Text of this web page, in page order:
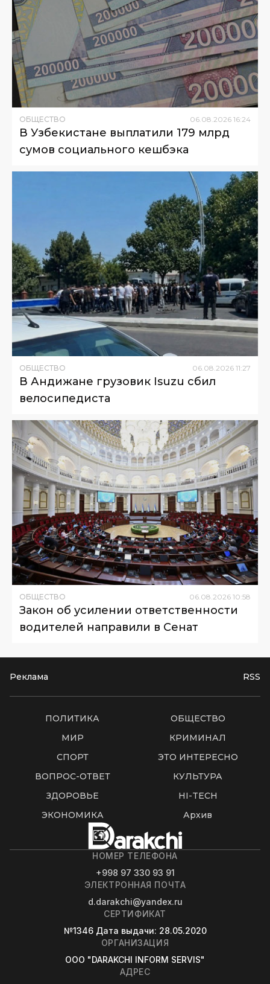
ОБЩЕСТВО 06.08.2026 16:24
В Узбекистане выплатили 179 млрд
сумов социального кешбэка
ОБЩЕСТВО 06.08.2026 11:27
В Андижане грузовик Isuzu сбил
велосипедиста
ОБЩЕСТВО 06 08 2026 10:58
Закон об усилении ответственности
водителей направили в Сенат
Реклама RSS
ПОЛИТИКА
ОБЩЕСТВО
МИР
КРИМИНАЛ
СПОРТ
ЭТО ИНТЕРЕСНО
ВОПРОС-ОТВЕТ
КУЛЬТУРА
ЗДОРОВЬЕ
HI-TECH
ЭКОНОМИКА
Архив
НОМЕР ТЕЛЕФОНА
+998 97 330 93 91
ЭЛЕКТРОННАЯ ПОЧТА
d.darakchi@yandex.ru
СЕРТИФИКАТ
№1346 Дата выдачи: 28.05.2020
ОРГАНИЗАЦИЯ
OOO "DARAKCHI INFORM SERVIS"
АДРЕС